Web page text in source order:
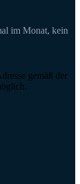
im Monat, kein
gemäß der